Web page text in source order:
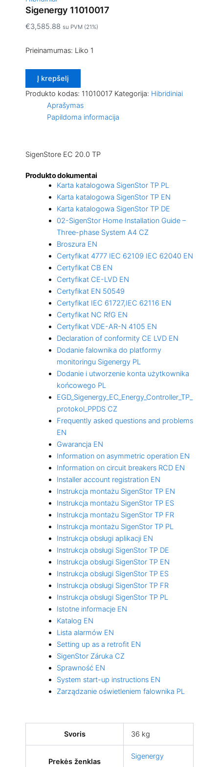
Sigenergy 11010017
€3,585.88 su PVM (21%)
Prieinamumas: Liko 1
Į krepšelį
Produkto kodas: 11010017 Kategorija: Hibridiniai
Aprašymas
Papildoma informacija
SigenStore EC 20.0 TP
Produkto dokumentai
Karta katalogowa SigenStor TP PL
Karta katalogowa SigenStor TP EN
Karta katalogowa SigenStor TP DE
02-SigenStor Home Installation Guide –
Three-phase System A4 CZ
Broszura EN
Certyfikat 4777 IEC 62109 IEC 62040 EN
Certyfikat CB EN
Certyfikat CE-LVD EN
Certyfikat EN 50549
Certyfikat IEC 61727,IEC 62116 EN
Certyfikat NC RfG EN
Certyfikat VDE-AR-N 4105 EN
Declaration of conformity CE LVD EN
Dodanie falownika do platformy
monitoringu Sigenergy PL
Dodanie i utworzenie konta użytkownika
końcowego PL
EGD_Sigenergy_EC_Energy_Controller_TP_
protokol_PPDS CZ
Frequently asked questions and problems
EN
Gwarancja EN
Information on asymmetric operation EN
Information on circuit breakers RCD EN
Installer account registration EN
Instrukcja montażu SigenStor TP EN
Instrukcja montażu SigenStor TP ES
Instrukcja montażu SigenStor TP FR
Instrukcja montażu SigenStor TP PL
Instrukcja obsługi aplikacji EN
Instrukcja obsługi SigenStor TP DE
Instrukcja obsługi SigenStor TP EN
Instrukcja obsługi SigenStor TP ES
Instrukcja obsługi SigenStor TP FR
Instrukcja obsługi SigenStor TP PL
Istotne informacje EN
Katalog EN
Lista alarmów EN
Setting up as a retrofit EN
SigenStor Záruka CZ
Sprawność EN
System start-up instructions EN
Zarządzanie oświetleniem falownika PL
Svoris 36 kg
Prekės ženklas
Sigenergy